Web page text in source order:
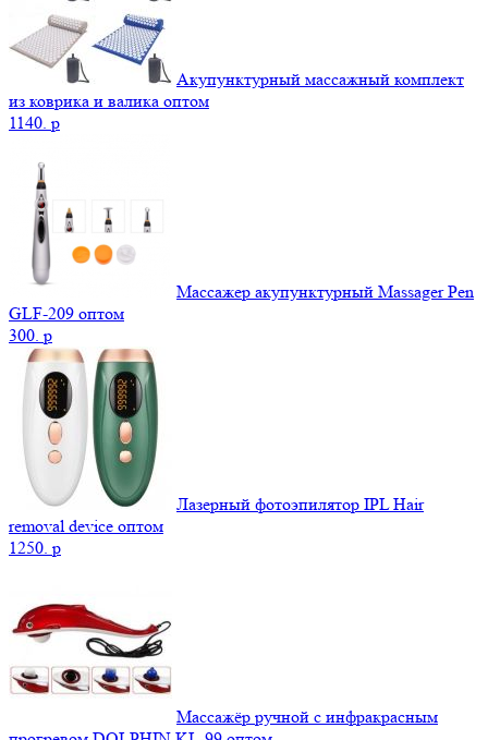
Акупунктурный массажный комплект
из коврика и валика оптом
1140. p
Массажер акупунктурный Massager Pen
GLF-209 оптом
300. p
Лазерный фотоэпилятор IPL Hair
removal device оптом
1250. p
Массажёр ручной с инфракрасным